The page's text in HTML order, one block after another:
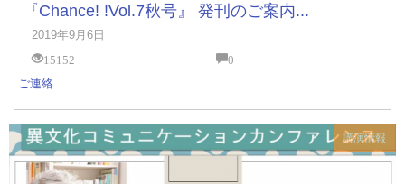
『Chance! !Vol.7秋号』 発刊のご案内...
2019年9月6日
15152
0
ご連絡
講演情報